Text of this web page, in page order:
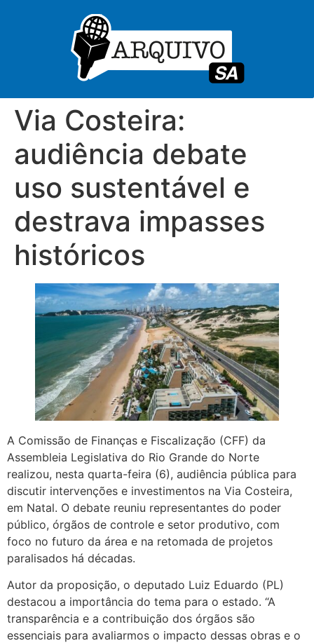
Via Costeira:
audiência debate
uso sustentável e
destrava impasses
históricos
A Comissão de Finanças e Fiscalização (CFF) da
Assembleia Legislativa do Rio Grande do Norte
realizou, nesta quarta-feira (6), audiência pública para
discutir intervenções e investimentos na Via Costeira,
em Natal. O debate reuniu representantes do poder
público, órgãos de controle e setor produtivo, com
foco no futuro da área e na retomada de projetos
paralisados há décadas.
Autor da proposição, o deputado Luiz Eduardo (PL)
destacou a importância do tema para o estado. “A
transparência e a contribuição dos órgãos são
essenciais para avaliarmos o impacto dessas obras e o